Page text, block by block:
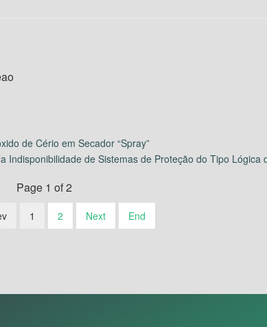
de Cério em Secador “Spray”
de Sistemas de Proteção do Tipo Lógica
Page 1 of 2
1 2 Next End